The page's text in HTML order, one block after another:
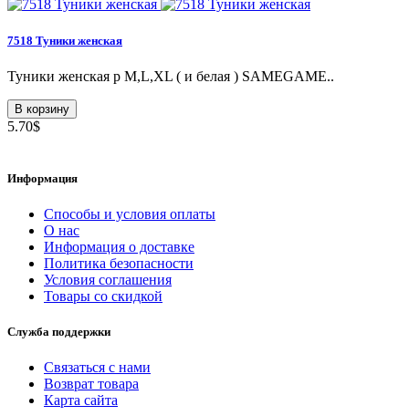
7518 Туники женская
Туники женская p M,L,XL ( и белая ) SAMEGAME..
В корзину
5.70$
Информация
Способы и условия оплаты
О нас
Информация о доставке
Политика безопасности
Условия соглашения
Товары со скидкой
Служба поддержки
Связаться с нами
Возврат товара
Карта сайта